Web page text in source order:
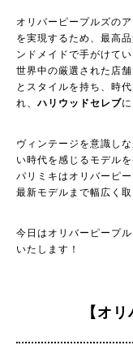
オリバーピープルズの
を実現するため、最高
ンドメイドで手がけてい
世界中の厳選された店
とスタイルを持ち、時
れ、ハリウッドセレブ
ヴィンテージを意識し
い時代を感じるモデル
パリミキはオリバーピ
最新モデルまで幅広く取
今日はオリバーピープ
いたします！
【オ